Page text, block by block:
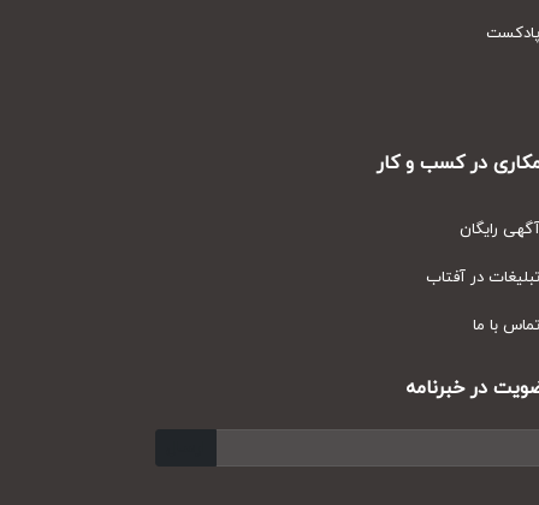
در کسب و کار
رایگان
در آفتاب
با ما
در خبرنامه